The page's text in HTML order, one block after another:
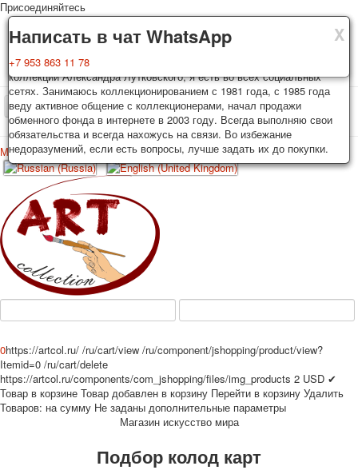
X
Доставка
Колоды, почтовые открытки тщательно упаковываются и
отправляются в течении 3-4 рабочих дней после оплаты.
Исключение: репринт под заказ, такие колоды карт отправляются в
течении 7-8 рабочих дней. Отправка осуществляется почтой России
с треком отслеживания. Цена пересылки зависит от веса и тарифов
почты на момент покупки. По желанию покупателя возможна
отправка СДЕК или другими транспортными компаниями.
X
Гарантия
Вы покупаете колоды игральных карт, почтовые открытки из частной
коллекции Александра Лутковского, я есть во всех социальных
сетях. Занимаюсь коллекционированием с 1981 года, с 1985 года
веду активное общение с коллекционерами, начал продажи
обменного фонда в интернете в 2003 году. Всегда выполняю свои
обязательства и всегда нахожусь на связи. Во избежание
недоразумений, если есть вопросы, лучше задать их до покупки.
X
Написать в чат WhatsApp
+7 953 863 11 78
Присоединяйтесь
TPL_PROTOSTAR_TOGGLE_MENU
Главная Игральные карты Открытки
Новости О сайте
Меню
Главная
Игральные карты
Классические
Эротические рисунки
Рекламные
Эротические фотоколоды
Пин-ап
Политические
Личности-звезды
Для детей
Видовые
Звери
Войти
0https://artcol.ru/ /ru/cart/view /ru/component/jshopping/product/view?
Itemid=0 /ru/cart/delete
https://artcol.ru/components/com_jshopping/files/img_products 2 USD ✔
Товар в корзине Товар добавлен в корзину Перейти в корзину Удалить
Товаров: на сумму Не заданы дополнительные параметры
Магазин искусство мира
Подбор колод карт